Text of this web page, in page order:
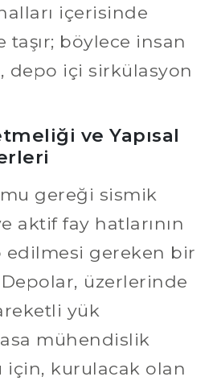
içerisinde
böylece insan
depo içi sirkülasyon
ve Yapısal
gereği sismik
aktif fay hatlarının
edilmesi gereken bir
üzerlerinde
yük
mühendislik
için, kurulacak olan